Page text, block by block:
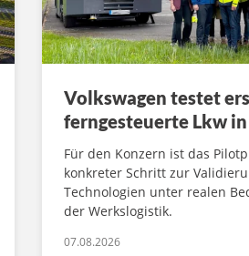
Volkswagen testet
ferngesteuerte Lkw in
Für den Konzern ist das
konkreter Schritt zur
Technologien unter realen
der Werkslogistik.
07.08.2026